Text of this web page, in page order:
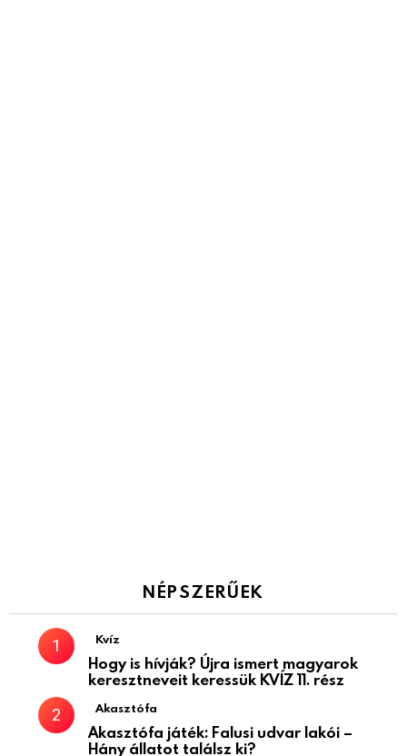
NÉPSZERŰEK
Kvíz
Hogy is hívják? Újra ismert magyarok
keresztneveit keressük KVÍZ 11. rész
Akasztófa
Akasztófa játék: Falusi udvar lakói –
Hány állatot találsz ki?